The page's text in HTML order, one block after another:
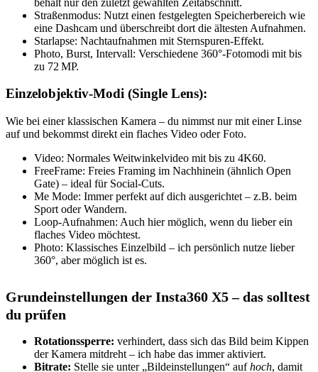
Straßenmodus: Nutzt einen festgelegten Speicherbereich wie
eine Dashcam und überschreibt dort die ältesten Aufnahmen.
Starlapse: Nachtaufnahmen mit Sternspuren-Effekt.
Photo, Burst, Intervall: Verschiedene 360°-Fotomodi mit bis
zu 72 MP.
Einzelobjektiv-Modi (Single Lens):
Wie bei einer klassischen Kamera – du nimmst nur mit einer Linse
auf und bekommst direkt ein flaches Video oder Foto.
Video: Normales Weitwinkelvideo mit bis zu 4K60.
FreeFrame: Freies Framing im Nachhinein (ähnlich Open
Gate) – ideal für Social-Cuts.
Me Mode: Immer perfekt auf dich ausgerichtet – z.B. beim
Sport oder Wandern.
Loop-Aufnahmen: Auch hier möglich, wenn du lieber ein
flaches Video möchtest.
Photo: Klassisches Einzelbild – ich persönlich nutze lieber
360°, aber möglich ist es.
Grundeinstellungen der Insta360 X5 – das solltest
du prüfen
Rotationssperre: verhindert, dass sich das Bild beim Kippen
der Kamera mitdreht – ich habe das immer aktiviert.
Bitrate: Stelle sie unter „Bildeinstellungen“ aufhoch, damit